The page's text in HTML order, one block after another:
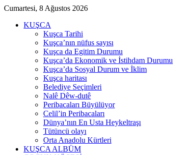
Cumartesi, 8 Ağustos 2026
KUŞCA
Kuşca Tarihi
Kuşca’nın nüfus sayısı
Kuşca da Egitim Durumu
Kuşca’da Ekonomik ve İstihdam Durumu
Kuşca’da Sosyal Durum ve İklim
Kuşca haritası
Belediye Seçimleri
Nalê Dêw-dutê
Peribacaları Büyülüyor
Celil’in Peribacaları
Dünya’nın En Usta Heykeltraşı
Tütüncü olayı
Orta Anadolu Kürtleri
KUŞCA ALBÜM